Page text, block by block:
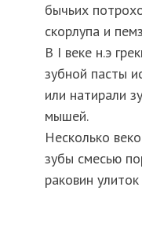
бычьих
скорлупа и
В I веке н.э
зубной пасты
или натирали
мышей.
Несколько
зубы смесью
раковин улиток